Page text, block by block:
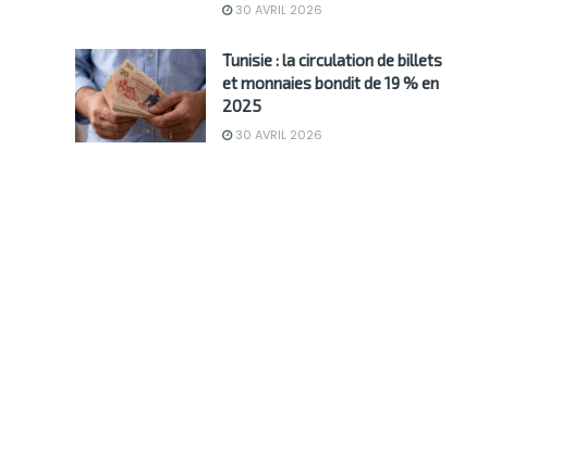
30 AVRIL 2026
Tunisie : la circulation de billets
et monnaies bondit de 19 % en
2025
30 AVRIL 2026